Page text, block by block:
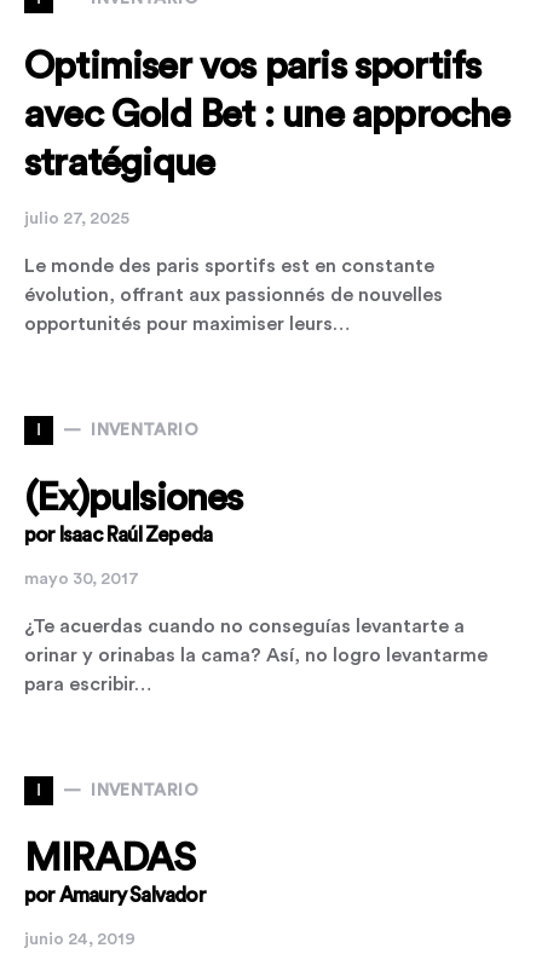
Optimiser vos paris sportifs
avec Gold Bet : une approche
stratégique
julio 27, 2025
Le monde des paris sportifs est en constante
évolution, offrant aux passionnés de nouvelles
opportunités pour maximiser leurs…
I INVENTARIO
(Ex)pulsiones
por Isaac Raúl Zepeda
mayo 30, 2017
¿Te acuerdas cuando no conseguías levantarte a
orinar y orinabas la cama? Así, no logro levantarme
para escribir…
I INVENTARIO
MIRADAS
por Amaury Salvador
junio 24, 2019